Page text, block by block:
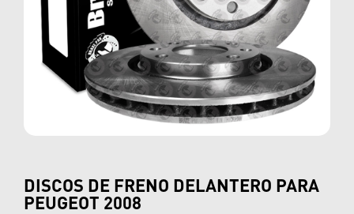
DISCOS DE FRENO DELANTERO PARA
PEUGEOT 2008